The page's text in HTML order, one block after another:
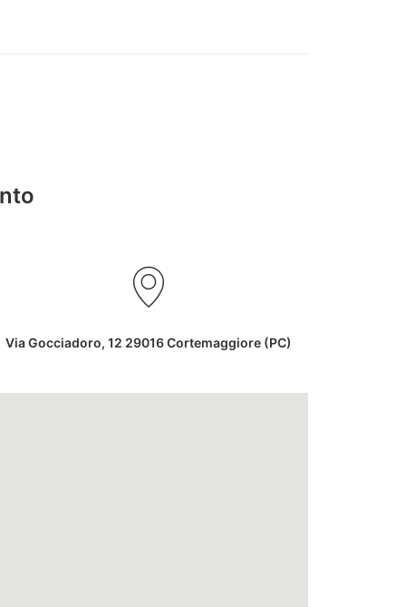
Via Gocciadoro, 12 29016 Cortemaggiore (PC)